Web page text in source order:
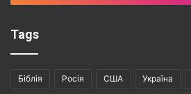
Tags
Біблія Росія США Україна